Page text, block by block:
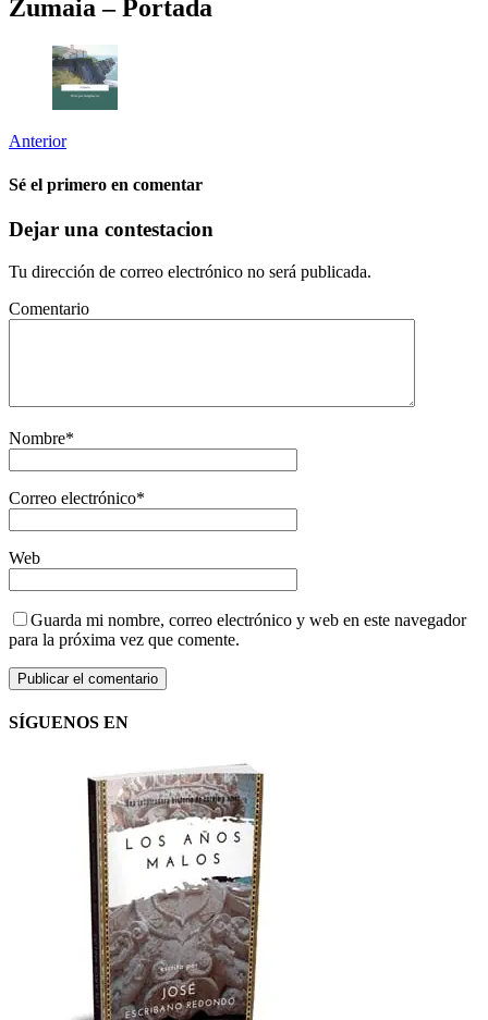
Zumaia – Portada
Anterior
Sé el primero en comentar
Dejar una contestacion
Tu dirección de correo electrónico no será publicada.
Comentario
Nombre*
Correo electrónico*
Web
Guarda mi nombre, correo electrónico y web en este navegador
para la próxima vez que comente.
SÍGUENOS EN